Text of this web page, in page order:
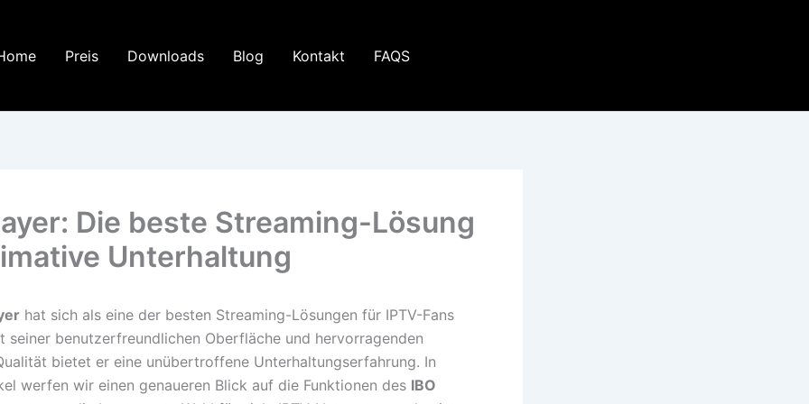
Preis Downloads Blog Kontakt FAQS
Die beste Streaming-Lösung
Unterhaltung
hat sich als eine der besten Streaming-Lösungen für IPTV-Fans
seiner benutzerfreundlichen Oberfläche und hervorragenden
bietet er eine unübertroffene Unterhaltungserfahrung. In
werfen wir einen genaueren Blick auf die Funktionen des IBO